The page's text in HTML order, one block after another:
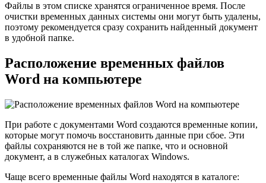
Файлы в этом списке хранятся ограниченное время. После
очистки временных данных системы они могут быть удалены,
поэтому рекомендуется сразу сохранить найденный документ
в удобной папке.
Расположение временных файлов
Word на компьютере
При работе с документами Word создаются временные копии,
которые могут помочь восстановить данные при сбое. Эти
файлы сохраняются не в той же папке, что и основной
документ, а в служебных каталогах Windows.
Чаще всего временные файлы Word находятся в каталоге: